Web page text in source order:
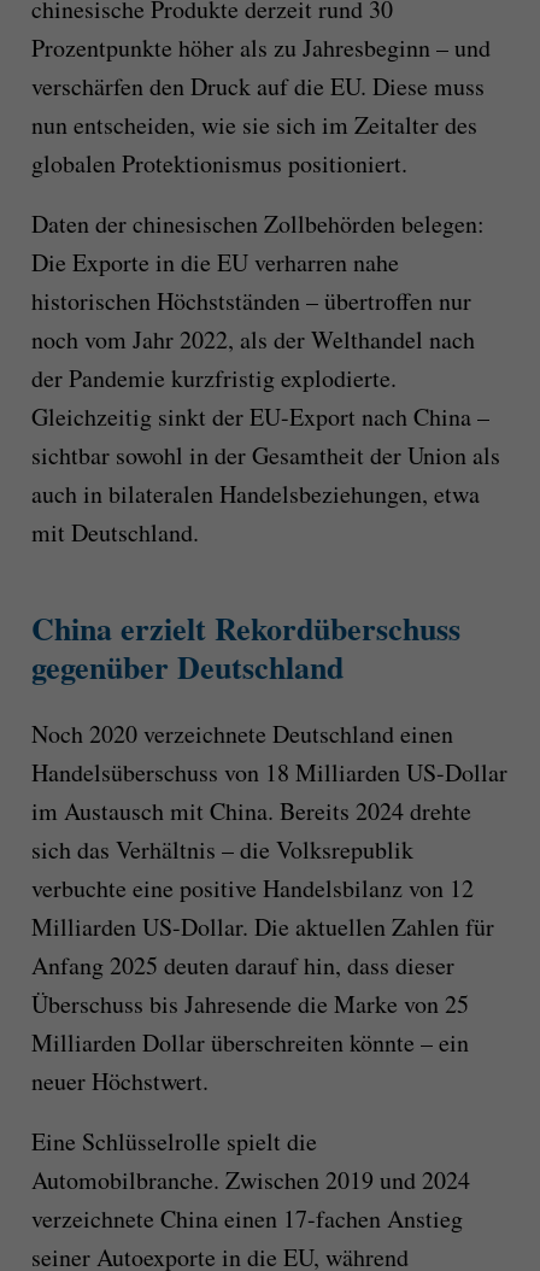
chinesische Produkte derzeit rund 30
Prozentpunkte höher als zu Jahresbeginn – und
verschärfen den Druck auf die EU. Diese muss
nun entscheiden, wie sie sich im Zeitalter des
globalen Protektionismus positioniert.
Daten der chinesischen Zollbehörden belegen:
Die Exporte in die EU verharren nahe
historischen Höchstständen – übertroffen nur
noch vom Jahr 2022, als der Welthandel nach
der Pandemie kurzfristig explodierte.
Gleichzeitig sinkt der EU-Export nach China –
sichtbar sowohl in der Gesamtheit der Union als
auch in bilateralen Handelsbeziehungen, etwa
mit Deutschland.
China erzielt Rekordüberschuss
gegenüber Deutschland
Noch 2020 verzeichnete Deutschland einen
Handelsüberschuss von 18 Milliarden US-Dollar
im Austausch mit China. Bereits 2024 drehte
sich das Verhältnis – die Volksrepublik
verbuchte eine positive Handelsbilanz von 12
Milliarden US-Dollar. Die aktuellen Zahlen für
Anfang 2025 deuten darauf hin, dass dieser
Überschuss bis Jahresende die Marke von 25
Milliarden Dollar überschreiten könnte – ein
neuer Höchstwert.
Eine Schlüsselrolle spielt die
Automobilbranche. Zwischen 2019 und 2024
verzeichnete China einen 17-fachen Anstieg
seiner Autoexporte in die EU, während